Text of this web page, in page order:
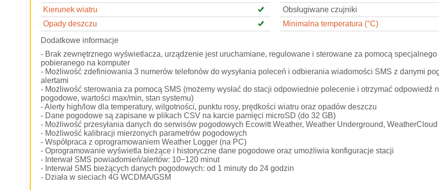
Kierunek wiatru
Opady deszczu
Obsługiwane czujniki
Minimalna temperatura (°C)
Dodatkowe informacje
- Brak zewnętrznego wyświetlacza, urządzenie jest uruchamiane, regulowane i sterowane za pomocą
pobieranego na komputer
- Możliwość zdefiniowania 3 numerów telefonów do wysyłania poleceń i odbierania wiadomości SMS z danymi
alertami
- Możliwość sterowania za pomocą SMS (możemy wysłać do stacji odpowiednie polecenie i otrzymać odpowiedź
pogodowe, wartości max/min, stan systemu)
- Alerty high/low dla temperatury, wilgotności, punktu rosy, prędkości wiatru oraz opadów deszczu
- Dane pogodowe są zapisane w plikach CSV na karcie pamięci microSD (do 32 GB)
- Możliwość przesyłania danych do serwisów pogodowych Ecowitt Weather, Weather Underground,
- Możliwość kalibracji mierzonych parametrów pogodowych
- Współpraca z oprogramowaniem Weather Logger (na PC)
- Oprogramowanie wyświetla bieżące i historyczne dane pogodowe oraz umożliwia konfiguracje stacji
- Interwał SMS powiadomień/alertów: 10−120 minut
- Interwał SMS bieżących danych pogodowych: od 1 minuty do 24 godzin
- Działa w sieciach 4G WCDMA/GSM